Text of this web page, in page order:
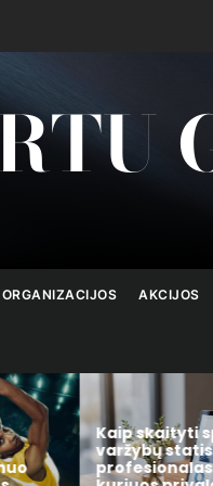
ORGANIZACIJOS AKCIJOS
Kaip skaityti
varžybų